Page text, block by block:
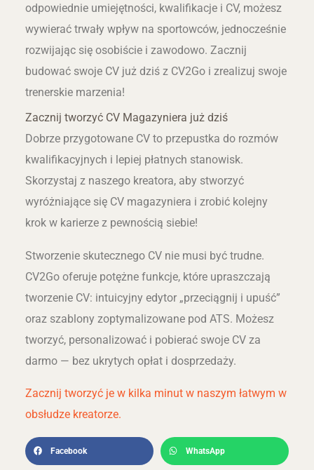
odpowiednie umiejętności, kwalifikacje i CV, możesz
wywierać trwały wpływ na sportowców, jednocześnie
rozwijając się osobiście i zawodowo. Zacznij
budować swoje CV już dziś z CV2Go i zrealizuj swoje
trenerskie marzenia!
Zacznij tworzyć CV Magazyniera już dziś
Dobrze przygotowane CV to przepustka do rozmów
kwalifikacyjnych i lepiej płatnych stanowisk.
Skorzystaj z naszego kreatora, aby stworzyć
wyróżniające się CV magazyniera i zrobić kolejny
krok w karierze z pewnością siebie!
Stworzenie skutecznego CV nie musi być trudne.
CV2Go oferuje potężne funkcje, które upraszczają
tworzenie CV: intuicyjny edytor „przeciągnij i upuść”
oraz szablony zoptymalizowane pod ATS. Możesz
tworzyć, personalizować i pobierać swoje CV za
darmo — bez ukrytych opłat i dosprzedaży.
Zacznij tworzyć je w kilka minut w naszym łatwym w
obsłudze kreatorze.
Facebook WhatsApp